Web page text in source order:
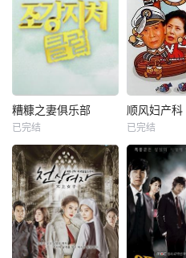
糟糠之妻俱乐部
已完结
顺风妇产科
已完结